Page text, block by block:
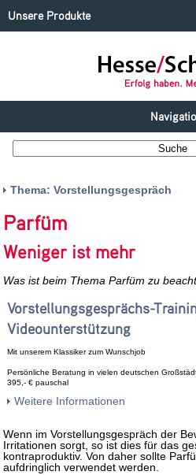
Unsere Produkte
Thema: Vorstellungsgespräch
Parfüm
Weniger ist mehr
Was ist beim Thema Parfüm zu
Vorstellungsgesprächs-
Videounterstützung
Mit unserem Klassiker zum Wunschjob
Persönliche Beratung in vielen deutschen
395,- € pauschal
Weitere Informationen
Wenn im Vorstellungsgespräch der
Irritationen sorgt, so ist dies für das
kontraproduktiv. Von daher sollte
aufdringlich verwendet werden.